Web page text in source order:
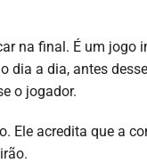
na final. É um
a dia, antes
o jogador.
Ele acredita que a